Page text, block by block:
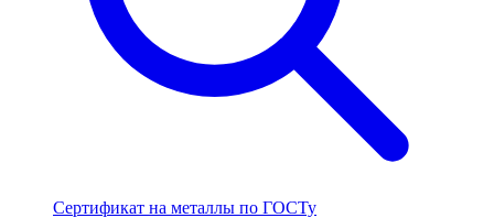
Сертификат на металлы по ГОСТу